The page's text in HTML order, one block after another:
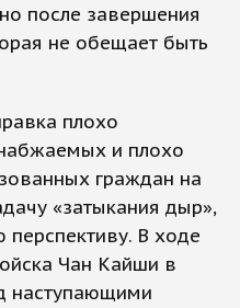
после завершения
не обещает быть
плохо
и плохо
граждан на
«затыкания дыр»,
В ходе
Чан Кайши в
наступающими